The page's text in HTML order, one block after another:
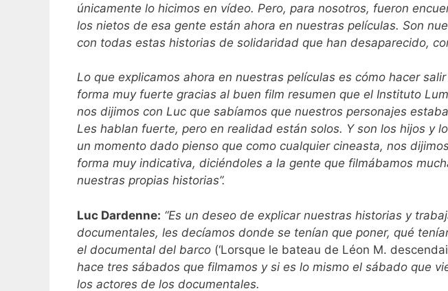
únicamente lo hicimos en vídeo. Pero, para nosotros, fueron
los nietos de esa gente están ahora en nuestras películas. Son
con todas estas historias de solidaridad que han desaparecido,
Lo que explicamos ahora en nuestras películas es cómo hacer
forma muy fuerte gracias al buen film resumen que el Instituto
nos dijimos con Luc que sabíamos que nuestros personajes
Les hablan fuerte, pero en realidad están solos. Y son los hijos y
un momento dado pienso que como cualquier cineasta, nos
forma muy indicativa, diciéndoles a la gente que filmábamos
nuestras propias historias”.
Luc Dardenne: “Es un deseo de explicar nuestras historias y
documentales, les decíamos donde se tenían que poner, qué
el documental del barco (‘Lorsque le bateau de Léon M.
hace tres sábados que filmamos y si es lo mismo el sábado que
los actores de los documentales.